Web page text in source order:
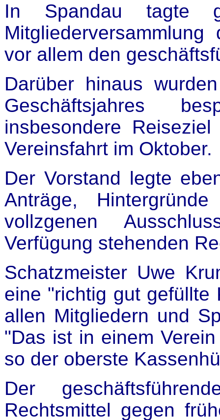
In Spandau tagte
vor allem den
Darüber hinaus
Geschäftsjahres
insbesondere
Vereinsfahrt im Oktober.
Der Vorstand legte
Anträge,
vollzgenen
Verfügung stehenden
Schatzmeister Uwe
eine "richtig gut gefüllte
allen Mitgliedern und
"Das ist in einem
so der oberste
Der
Rechtsmittel gegen